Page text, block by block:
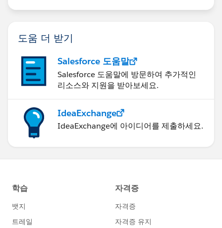
도움 더 받기
Salesforce 도움말
Salesforce 도움말에 방문하여 추가적인
리소스와 지원을 받아보세요.
IdeaExchange
IdeaExchange에 아이디어를 제출하세요.